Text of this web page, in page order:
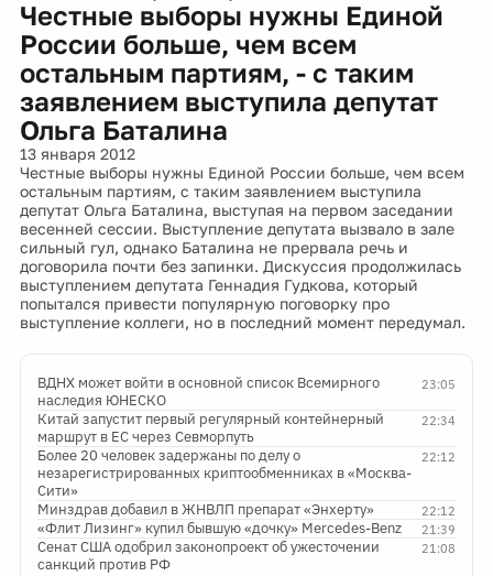
Честные выборы нужны Единой
России больше, чем всем
остальным партиям, - с таким
заявлением выступила депутат
Ольга Баталина
13 января 2012
Честные выборы нужны Единой России больше, чем всем
остальным партиям, с таким заявлением выступила
депутат Ольга Баталина, выступая на первом заседании
весенней сессии. Выступление депутата вызвало в зале
сильный гул, однако Баталина не прервала речь и
договорила почти без запинки. Дискуссия продолжилась
выступлением депутата Геннадия Гудкова, который
попытался привести популярную поговорку про
выступление коллеги, но в последний момент передумал.
23:05
ВДНХ может войти в основной список Всемирного
наследия ЮНЕСКО
22:34
Китай запустит первый регулярный контейнерный
маршрут в ЕС через Севморпуть
22:12
Более 20 человек задержаны по делу о
незарегистрированных криптообменниках в «Москва-
Сити»
22:12
Минздрав добавил в ЖНВЛП препарат «Энхерту»
21:39
«Флит Лизинг» купил бывшую «дочку» Mercedes-Benz
21:08
Сенат США одобрил законопроект об ужесточении
санкций против РФ